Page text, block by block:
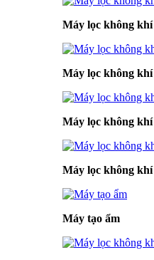
Máy lọc không
Máy lọc không
Máy lọc không
Máy lọc không
Máy tạo ẩm